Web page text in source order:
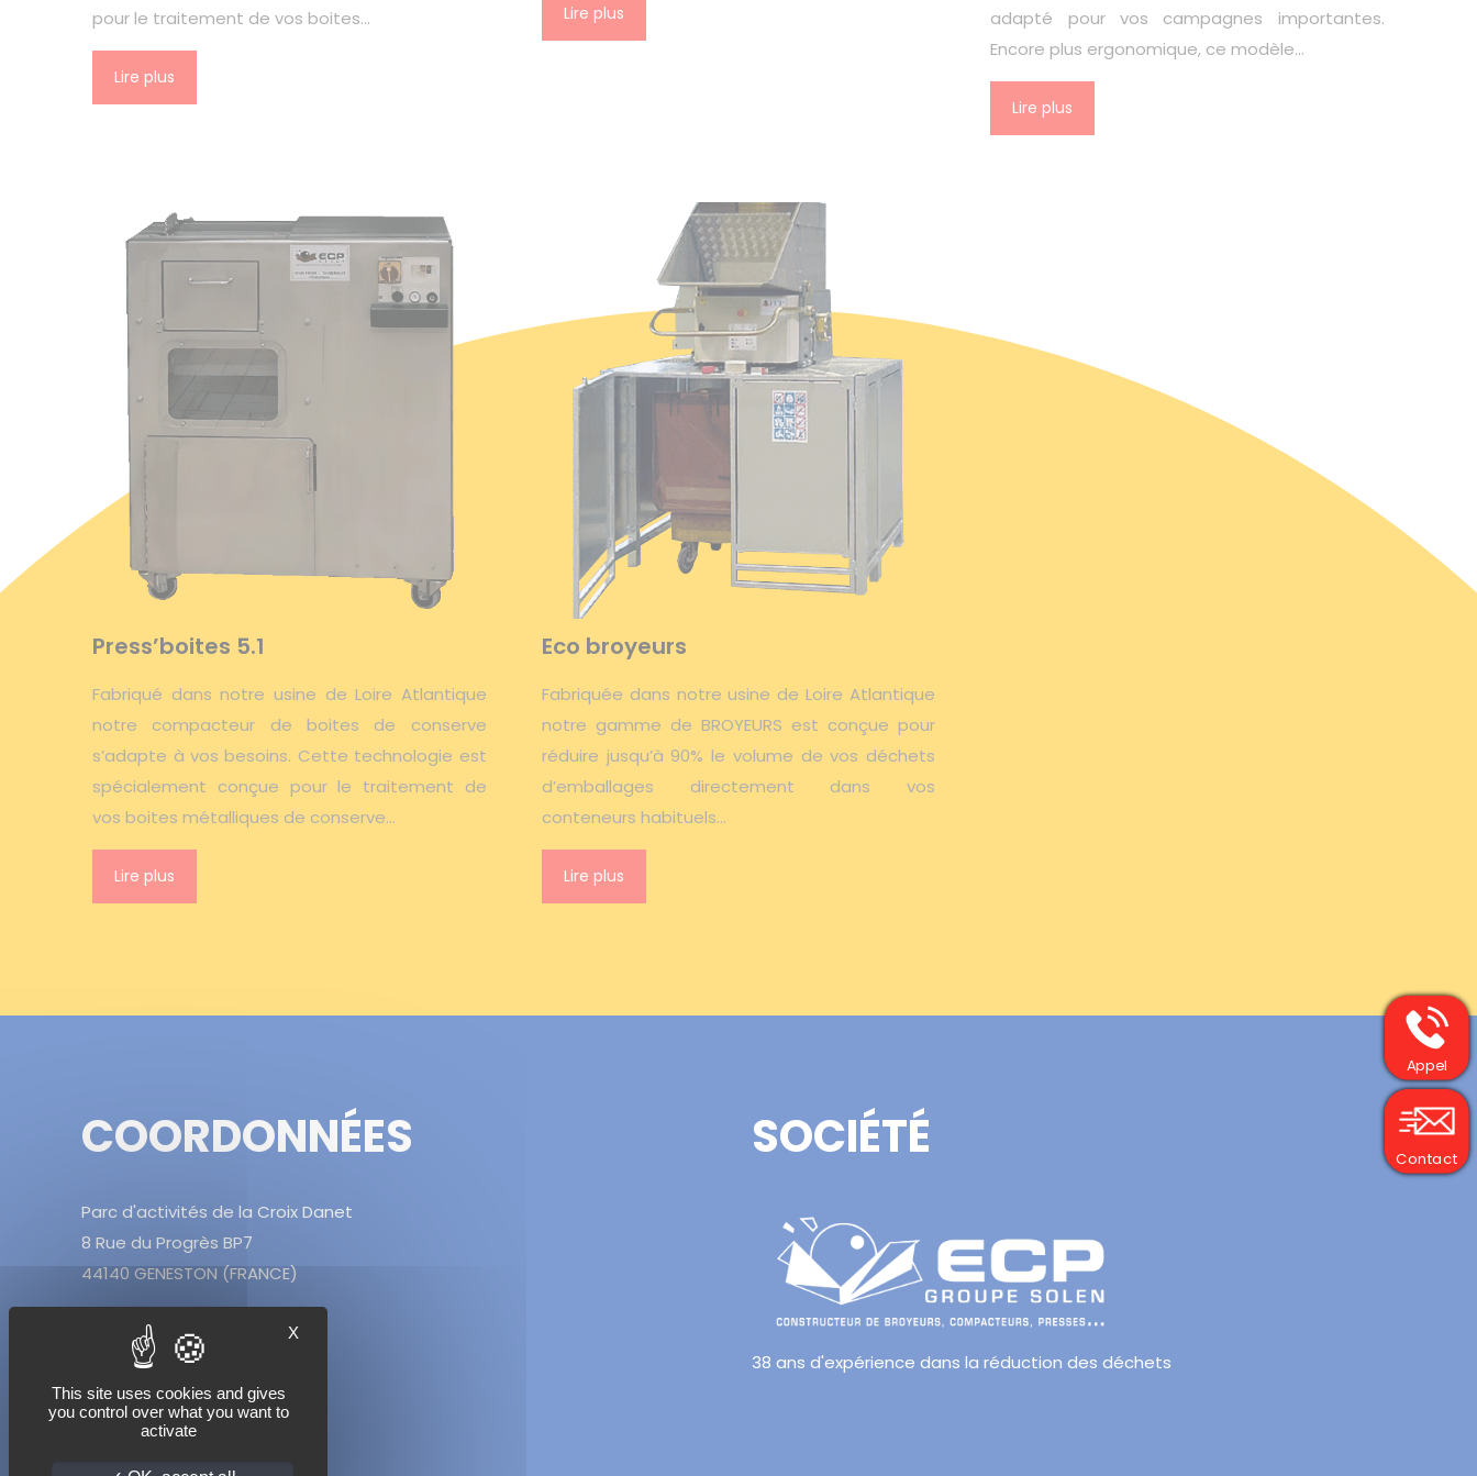
pour le traitement de vos boites…
Lire plus
Lire plus
adapté pour vos campagnes importantes.
Encore plus ergonomique, ce modèle…
Lire plus
Press’boites 5.1
Fabriqué dans notre usine de Loire Atlantique
notre compacteur de boites de conserve
s’adapte à vos besoins. Cette technologie est
spécialement conçue pour le traitement de
vos boites métalliques de conserve…
Lire plus
Eco broyeurs
Fabriquée dans notre usine de Loire Atlantique
notre gamme de BROYEURS est conçue pour
réduire jusqu’à 90% le volume de vos déchets
d’emballages directement dans vos
conteneurs habituels…
Lire plus
COORDONNÉES
Parc d'activités de la Croix Danet
8 Rue du Progrès BP7
44140 GENESTON (FRANCE)
Tél. +33 2 40 26 79 98
contact@ecp-group.com
SOCIÉTÉ
38 ans d'expérience dans la réduction des déchets
Appel
Contact
X
This site uses cookies and gives
you control over what you want to
activate